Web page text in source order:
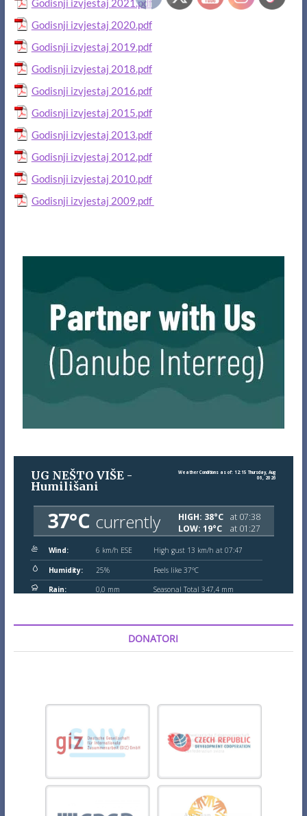
Godisnji izvjestaj 2020.pdf
Godisnji izvjestaj 2019.pdf
Godisnji izvjestaj 2018.pdf
Godisnji izvjestaj 2016.pdf
Godisnji izvjestaj 2015.pdf
Godisnji izvjestaj 2013.pdf
Godisnji izvjestaj 2012.pdf
Godisnji izvjestaj 2010.pdf
Godisnji izvjestaj 2009.pdf
DONATORI